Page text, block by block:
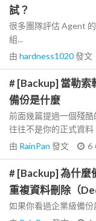
試？
很多團隊評估 Agent
組...
由 hardness1020發文
# [Backup] 當勒索
備份是什麼
前面幾篇提過一個殘
往往不是你的正式資料
由 RainPan 發文 6
# [Backup] 為什麼
重複資料刪除（
如果你看過企業級備